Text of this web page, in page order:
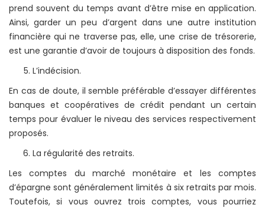
prend souvent du temps avant d’être mise en application.
Ainsi, garder un peu d’argent dans une autre institution
financière qui ne traverse pas, elle, une crise de trésorerie,
est une garantie d’avoir de toujours à disposition des fonds.
L’indécision.
En cas de doute, il semble préférable d’essayer différentes
banques et coopératives de crédit pendant un certain
temps pour évaluer le niveau des services respectivement
proposés.
La régularité des retraits.
Les comptes du marché monétaire et les comptes
d’épargne sont généralement limités à six retraits par mois.
Toutefois, si vous ouvrez trois comptes, vous pourriez